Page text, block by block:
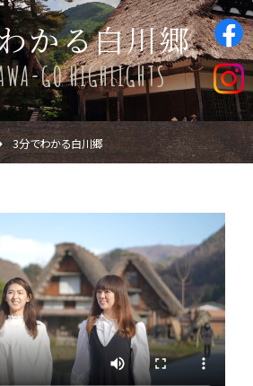
かる白川郷
GO HIGHLIGHTS
3分でわかる白川郷